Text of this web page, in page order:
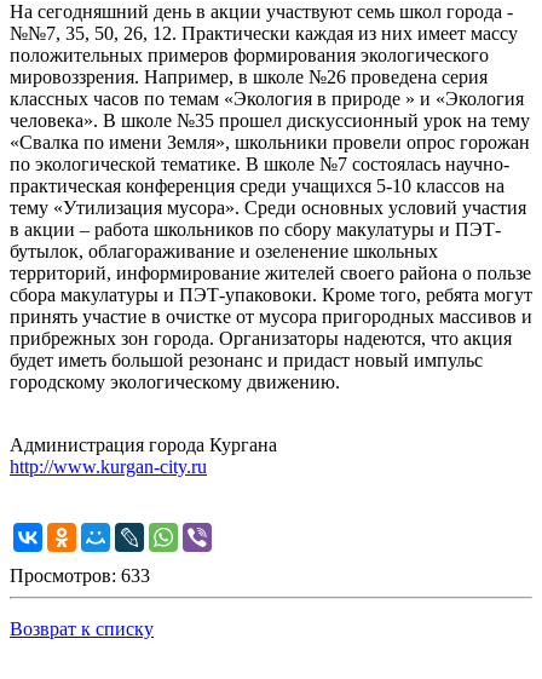
На сегодняшний день в акции участвуют семь школ города -
№№7, 35, 50, 26, 12. Практически каждая из них имеет массу
положительных примеров формирования экологического
мировоззрения. Например, в школе №26 проведена серия
классных часов по темам «Экология в природе » и «Экология
человека». В школе №35 прошел дискуссионный урок на тему
«Свалка по имени Земля», школьники провели опрос горожан
по экологической тематике. В школе №7 состоялась научно-
практическая конференция среди учащихся 5-10 классов на
тему «Утилизация мусора». Среди основных условий участия
в акции – работа школьников по сбору макулатуры и ПЭТ-
бутылок, облагораживание и озеленение школьных
территорий, информирование жителей своего района о пользе
сбора макулатуры и ПЭТ-упаковоки. Кроме того, ребята могут
принять участие в очистке от мусора пригородных массивов и
прибрежных зон города. Организаторы надеются, что акция
будет иметь большой резонанс и придаст новый импульс
городскому экологическому движению.
Администрация города Кургана
http://www.kurgan-city.ru
Просмотров: 633
Возврат к списку